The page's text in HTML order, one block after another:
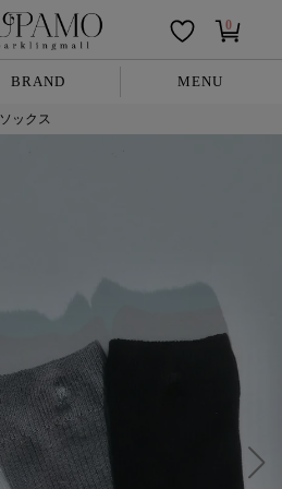
0
BRAND MENU
ックス